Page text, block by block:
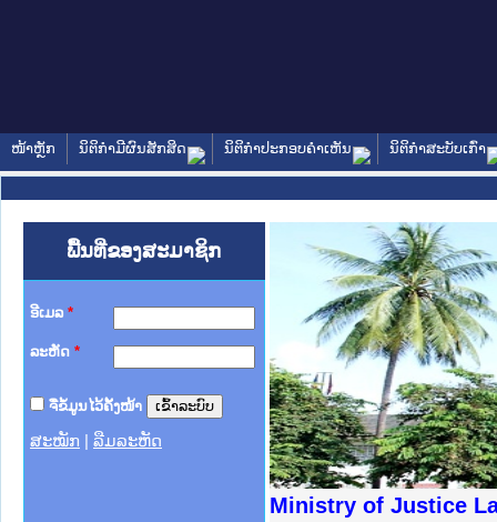
ໜ້າຫຼັກ ນິຕິກໍາມີຜົນສັກສິດ ນິຕິກໍາປະກອບຄໍາເຫັນ ນິຕິກໍາສະບັບເກົ່າ
ພື້ນທີ່ຂອງສະມາຊິກ
ອີເມລ *
ລະຫັດ *
ຈື່ຂໍ້ມູນໄວ້ຄັ້ງໜ້າ
ສະໝັກ ລືມລະຫັດ
Ministry of Justice